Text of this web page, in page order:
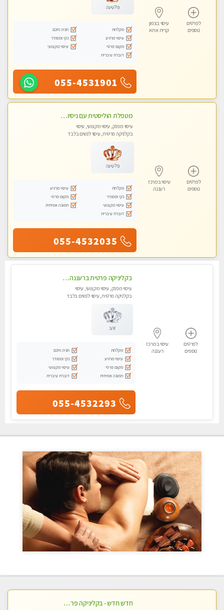
לפרטים
נוספים
עיסוי בצפון
קרית אתא
פלטינה
מקלחת
חניה חינם
עיסוי מרגיע
נקי ומסודר
מקום פרטי
עיסוי מקצועי
דוברת עיברית
055-4531901
לפרטים
נוספים
עיסוי במרכז
רעננה
מטפלת הוליסטית עם ניסיון מעל עשור. עיסוי הוליסטי לגוף ולנשמה עם שמנים חמים מתאים: לגברים/נשים ונשים בהריון . ומקצועית ברמה גבוהה
עיסוי מפנק, עיסוי מקצועי, עיסוי
בקלניקה פרטית, עיסוי לנשים בלבד
פלטינה
מקלחת
עיסוי מרגיע
נקי ומסודר
מקום פרטי
עיסוי מקצועי
תמונה אמיתית
דוברת עיברית
055-4532035
לפרטים
נוספים
עיסוי במרכז
רעננה
בקליניקה פרטית ברעננה עיסוי לחידוש אנרגיות עיסוי מומלץ מאוד !
עיסוי מפנק, עיסוי מקצועי, עיסוי
בקלניקה פרטית, עיסוי לנשים בלבד
זהב
מקלחת
חניה חינם
עיסוי מרגיע
נקי ומסודר
מקום פרטי
עיסוי מקצועי
תמונה אמיתית
דוברת עיברית
055-4532293
חדש חדש - בקליניקה פרטית בחיפה עיסוי לחידוש אנרגיות עיסוי חלומי מומלץ מאוד !